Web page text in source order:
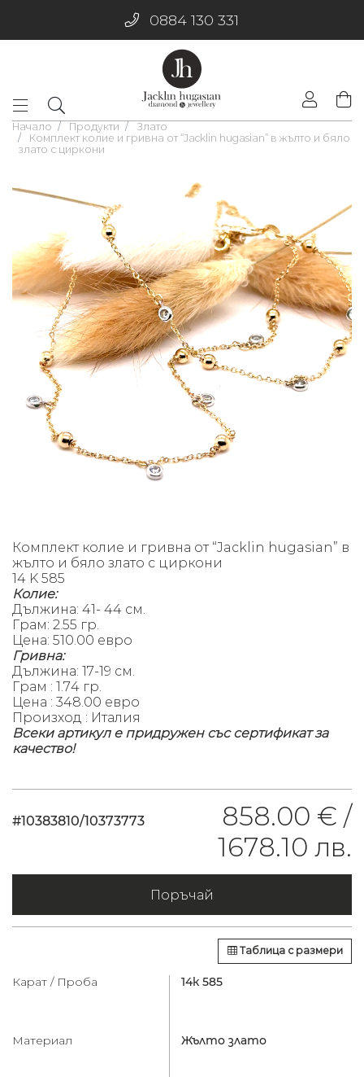
0884 130 331
Начало Продукти
Злато
Комплект колие и гривна от “Jacklin hugasian” в жълто и бяло
злато с циркони
Комплект колие и гривна от “Jacklin hugasian” в
жълто и бяло злато с циркони
14 K 585
Колие:
Дължина: 41- 44 см.
Грам: 2.55 гр.
Цена: 510.00 евро
Гривна:
Дължина: 17-19 см.
Грам : 1.74 гр.
Цена : 348.00 евро
Произход : Италия
Всеки артикул е придружен със сертификат за
качество!
#10383810/10373773
858.00 € /
1678.10 лв.
Поръчай
Таблица с размери
Карат / Проба 14к 585
Материал Жълто злато